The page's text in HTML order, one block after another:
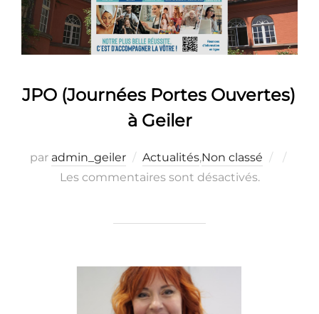
JPO (Journées Portes Ouvertes)
à Geiler
par admin_geiler Actualités,Non classé
Publié
Les commentaires sont désactivés.